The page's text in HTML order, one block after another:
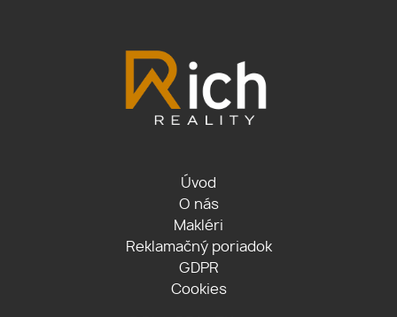
Úvod
O nás
Makléri
Reklamačný poriadok
GDPR
Cookies